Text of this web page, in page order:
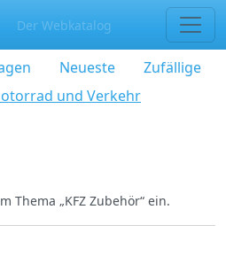
Der Webkatalog
Neueste
Zufällige
und Verkehr
Thema „KFZ Zubehör“ ein.